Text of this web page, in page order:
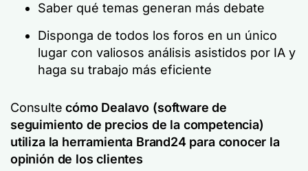
Saber qué temas generan más debate
Disponga de todos los foros en un único
lugar con valiosos análisis asistidos por IA y
haga su trabajo más eficiente
Consultecómo Dealavo (software de
seguimiento de precios de la competencia)
utiliza la herramienta Brand24 para conocer la
opinión de los clientes